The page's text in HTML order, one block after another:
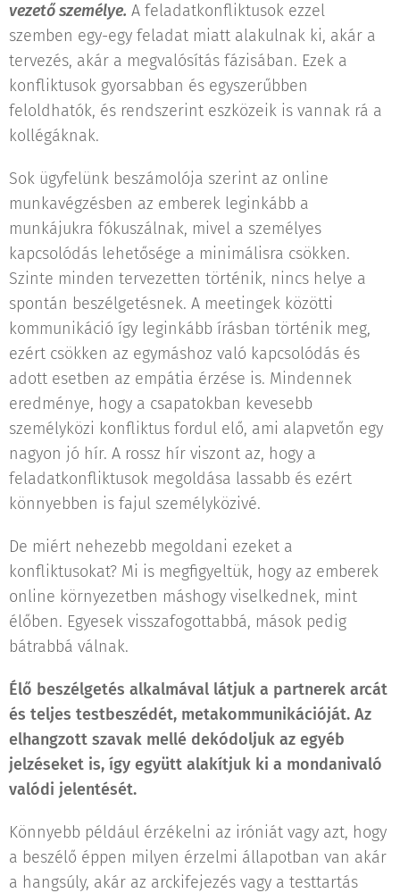
vezető személye. A feladatkonfliktusok ezzel
szemben egy-egy feladat miatt alakulnak ki, akár a
tervezés, akár a megvalósítás fázisában. Ezek a
konfliktusok gyorsabban és egyszerűbben
feloldhatók, és rendszerint eszközeik is vannak rá a
kollégáknak.
Sok ügyfelünk beszámolója szerint az online
munkavégzésben az emberek leginkább a
munkájukra fókuszálnak, mivel a személyes
kapcsolódás lehetősége a minimálisra csökken.
Szinte minden tervezetten történik, nincs helye a
spontán beszélgetésnek. A meetingek közötti
kommunikáció így leginkább írásban történik meg,
ezért csökken az egymáshoz való kapcsolódás és
adott esetben az empátia érzése is. Mindennek
eredménye, hogy a csapatokban kevesebb
személyközi konfliktus fordul elő, ami alapvetőn egy
nagyon jó hír. A rossz hír viszont az, hogy a
feladatkonfliktusok megoldása lassabb és ezért
könnyebben is fajul személyközivé.
De miért nehezebb megoldani ezeket a
konfliktusokat? Mi is megfigyeltük, hogy az emberek
online környezetben máshogy viselkednek, mint
élőben. Egyesek visszafogottabbá, mások pedig
bátrabbá válnak.
Élő beszélgetés alkalmával látjuk a partnerek arcát
és teljes testbeszédét, metakommunikációját. Az
elhangzott szavak mellé dekódoljuk az egyéb
jelzéseket is, így együtt alakítjuk ki a mondanivaló
valódi jelentését.
Könnyebb például érzékelni az iróniát vagy azt, hogy
a beszélő éppen milyen érzelmi állapotban van akár
a hangsúly, akár az arckifejezés vagy a testtartás